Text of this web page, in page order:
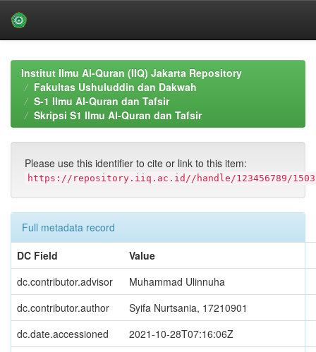
navigationInstitut Ilmu Al-Quran (IIQ) Jakarta Repository
Fakultas Ushuluddin dan Dakwah
S-1 Ilmu Al-Quran dan Tafsir
Skripsi S1 Ilmu Al-Quran dan Tafsir
Please use this identifier to cite or link to this item:
https://repository.iiq.ac.id//handle/123456789/1503
Full metadata record
DC Field
Value
dc.contributor.advisor
Muhammad Ulinnuha
dc.contributor.author
Syifa Nurtsania, 17210901
dc.date.accessioned
2021-10-28T07:16:06Z